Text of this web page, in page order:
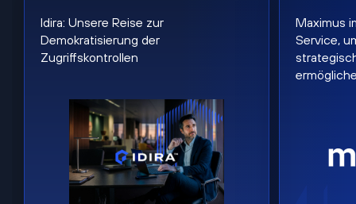
Idira: Unsere Reise zur
Demokratisierung der
Zugriffskontrollen
Maximus
Service,